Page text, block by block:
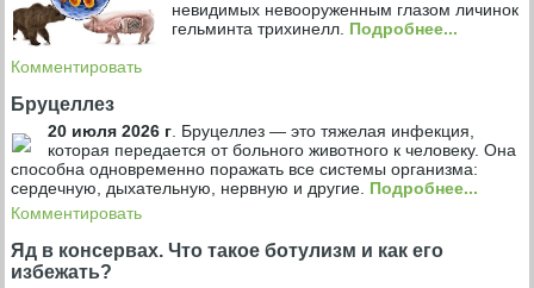
невидимых невооруженным глазом личинок
гельминта трихинелл. Подробнее...
Комментировать
Бруцеллез
20 июля 2026 г Бруцеллез — это тяжелая инфекция,
которая передается от больного животного к человеку. Она
способна одновременно поражать все системы организма:
сердечную, дыхательную, нервную и другие. Подробнее...
Комментировать
Яд в консервах. Что такое ботулизм и как его
избежать?